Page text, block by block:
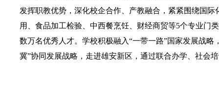
发挥职教优势，深化校企合作、产教融合，紧紧围绕国
用、食品加工检验、中西餐烹饪、财经商贸等5个专业门
数万名优秀人才。学校积极融入“一带一路”国家发展战
冀”协同发展战略，走进雄安新区，通过联合办学、社会